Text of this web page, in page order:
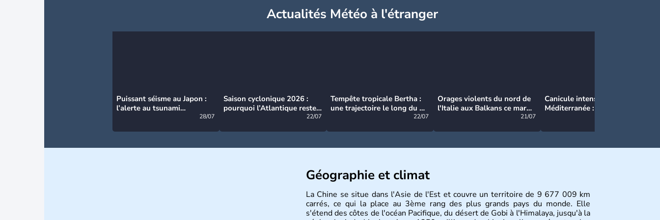
Actualités Météo à l'étranger
Puissant séisme au Japon :
l’alerte au tsunami
28/07
Saison cyclonique 2026 :
pourquoi l’Atlantique reste
22/07
Tempête tropicale Bertha :
une trajectoire le long du du
22/07
Orages violents du nord de
l'Italie aux Balkans ce mardi
21/07
Canicule intense en
Méditerranée : près de 50°C
Géographie et climat
La Chine se situe dans l'Asie de l'Est et couvre un territoire de 9 677 009 km
carrés, ce qui la place au 3ème rang des plus grands pays du monde. Elle
s'étend des côtes de l'océan Pacifique, du désert de Gobi à l'Himalaya, jusqu'à la